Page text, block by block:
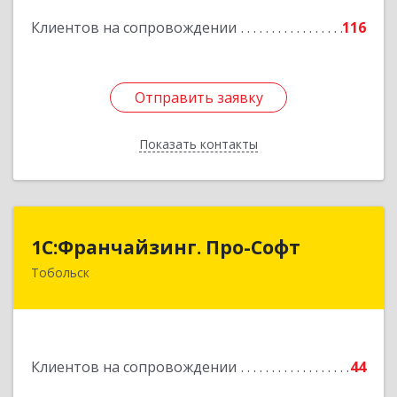
Клиентов на сопровождении 116
Отправить заявку
Показать контакты
Отправить заявку
Назад
1С:Франчайзинг. Про-Софт
Тобольск
Клиентов на сопровождении 44
1С:Франчайзинг. Про-Софт
626150, Тюменская обл, Тобольск г, Малая